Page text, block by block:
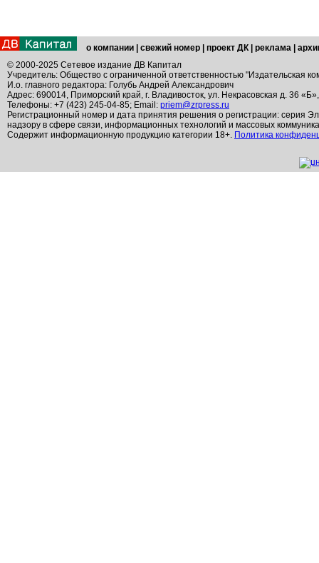
о компании свежий номер проект ДК реклама
© 2000-2025 Сетевое издание ДВ Капитал
Учредитель: Общество с ограниченной ответственностью "Издательская
И.о. главного редактора: Голубь Андрей Александрович
Адрес: 690014, Приморский край, г. Владивосток, ул. Некрасовская д. 36
Телефоны: +7 (423) 245-04-85; Email: priem@zrpress.ru
Регистрационный номер и дата принятия решения о регистрации: серия
надзору в сфере связи, информационных технологий и массовых
Содержит информационную продукцию категории 18+. Политика